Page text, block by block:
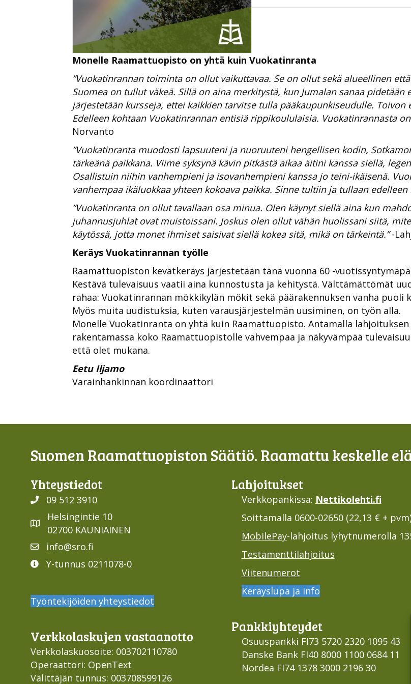
Monelle Raamattuopisto on yhtä kuin Vuokatinranta
”Vuokatinrannan toiminta on ollut vaikuttavaa. Se on ollut sekä alueellinen
Suomea on tullut väkeä. Sillä on aina merkitystä, kun Jumalan sanaa pidetään
järjestetään kursseja, ettei kaikkien tarvitse tulla pääkaupunkiseudulle.
Edelleen kohtaan Vuokatinrannan entisiä rippikoululaisia. Vuokatinrannasta
Norvanto
”Vuokatinranta muodosti lapsuuteni ja nuoruuteni hengellisen kodin,
tärkeänä paikkana. Viime syksynä kävin pitkästä aikaa äitini kanssa siellä,
Osallistuin niihin vanhempieni ja isovanhempieni kanssa jo teini-ikäisenä.
vanhempaa ikäluokkaa yhteen kokoava paikka. Sinne tultiin ja tullaan
”Vuokatinranta on ollut tavallaan osa minua. Olen käynyt siellä aina kun
juhannusjuhlat ovat muistoissani. Joskus olen ollut vähän huolissani siitä,
käytössä, jotta monet ihmiset saisivat siellä kokea sitä, mikä on tärkeintä.”-
Keräys Vuokatinrannan työlle
Raamattuopiston kevätkeräys järjestetään tänä vuonna 60 -
Kestävä tulevaisuus vaatii aina kunnostusta ja kehitystä. Välttämättömät
rahaa: Vuokatinrannan mökkikylän mökit sekä päärakennuksen vanha
Myös muita uudistuksia, kuten varausjärjestelmän uusiminen, on työn alla.
Monelle Vuokatinranta on yhtä kuin Raamattuopisto. Antamalla
rakentamassa koko Raamattuopistolle vahvempaa ja näkyvämpää
että olet mukana.
Eetu Iljamo
Varainhankinnan koordinaattori
Suomen Raamattuopiston Säätiö. Raamattu keskelle
Yhteys­tiedot
09 512 3910
Helsingintie 10
02700 KAUNIAINEN
info@sro.fi
Y-tunnus 0211078-0
Työntekijöiden yhteystiedot
Verkko­laskujen vastaan­otto
Verkkolaskuosoite: 003702110780
Operaattori: OpenText
Välittäjän tunnus: 003708599126
Lahjoi­tukset
Verkkopankissa: Nettikolehti.fi
Soittamalla 0600-02650 (22,13 € +
MobilePay-lahjoitus lyhytnumerolla
Testamenttilahjoitus
Viitenumerot
Keräyslupa ja info
Pankki­yhteydet
Osuuspankki FI73 5720 2320 1095 43
Danske Bank FI40 8000 1100 0684 11
Nordea FI74 1378 3000 2196 30